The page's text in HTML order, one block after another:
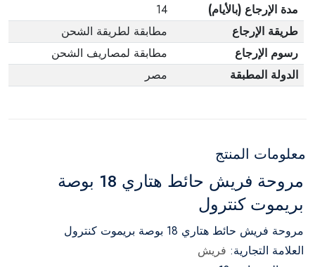
مدة الإرجاع (بالأيام)
14
طريقة الإرجاع
مطابقة لطريقة الشحن
رسوم الإرجاع
مطابقة لمصاريف الشحن
الدولة المطبقة
مصر
معلومات المنتج
مروحة فريش حائط هتاري 18 بوصة
بريموت كنترول
مروحة فريش حائط هتاري 18 بوصة بريموت كنترول
العلامة التجارية: فريش